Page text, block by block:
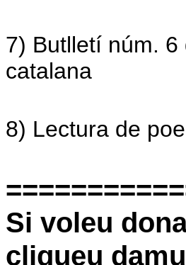
7) Butlletí núm.
catalana
8) Lectura de
Si voleu
cliqueu